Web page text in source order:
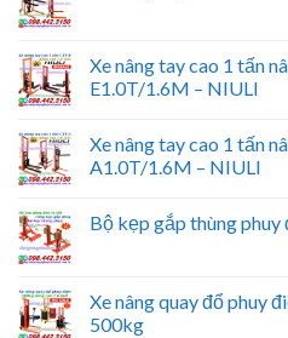
Xe nâng tay cao 1 tấn
E1.0T/1.6M – NIULI
Xe nâng tay cao 1 tấn
A1.0T/1.6M – NIULI
Bộ kẹp gắp thùng phuy
Xe nâng quay đổ phuy
500kg